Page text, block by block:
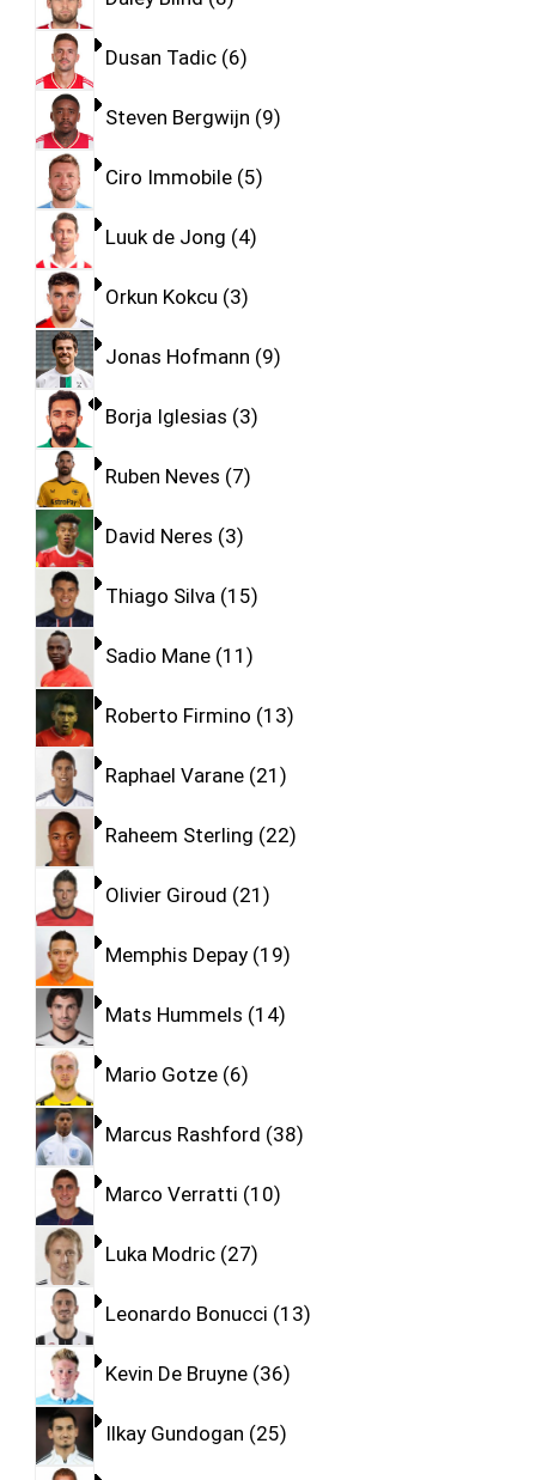
Dusan Tadic 6
Steven Bergwijn 9
Ciro Immobile 5
Luuk de Jong 4
Orkun Kokcu 3
Jonas Hofmann 9
Borja Iglesias 3
Ruben Neves 7
David Neres 3
Thiago Silva 15
Sadio Mane 11
Roberto Firmino 13
Raphael Varane 21
Raheem Sterling 22
Olivier Giroud 21
Memphis Depay 19
Mats Hummels 14
Mario Gotze 6
Marcus Rashford 38
Marco Verratti 10
Luka Modric 27
Leonardo Bonucci 13
Kevin De Bruyne 36
Ilkay Gundogan 25